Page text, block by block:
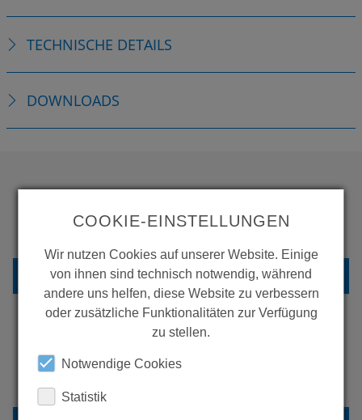
TECHNISCHE DETAILS
DOWNLOADS
PRODUKTE SEHEN?
ZURÜCK ZUR ÜBERSICHT
ERFAHREN SIE MEHR ÜBER
COOKIE-EINSTELLUNGEN
Wir nutzen Cookies auf unserer Website. Einige
von ihnen sind technisch notwendig, während
andere uns helfen, diese Website zu verbessern
oder zusätzliche Funktionalitäten zur Verfügung
zu stellen.
Notwendige Cookies
Statistik